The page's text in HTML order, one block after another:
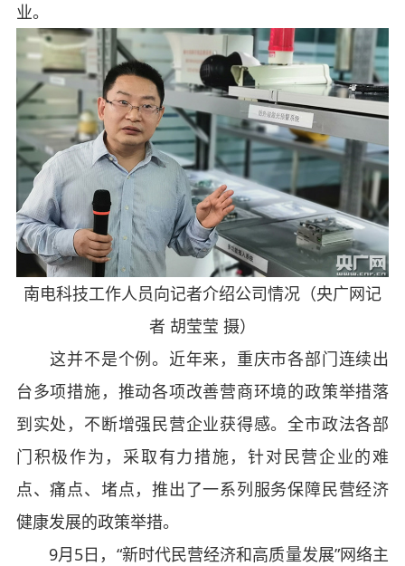
业。
南电科技工作人员向记者介绍公司情况（央广网记
者 胡莹莹 摄）
这并不是个例。近年来，重庆市各部门连续出
台多项措施，推动各项改善营商环境的政策举措落
到实处，不断增强民营企业获得感。全市政法各部
门积极作为，采取有力措施，针对民营企业的难
点、痛点、堵点，推出了一系列服务保障民营经济
健康发展的政策举措。
9月5日，“新时代民营经济和高质量发展”网络主